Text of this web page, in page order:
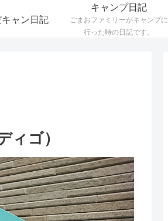
ャン日記
キャンプ日記
ごまおファミリーがキャンプに
行った時の日記です。
ィゴ）